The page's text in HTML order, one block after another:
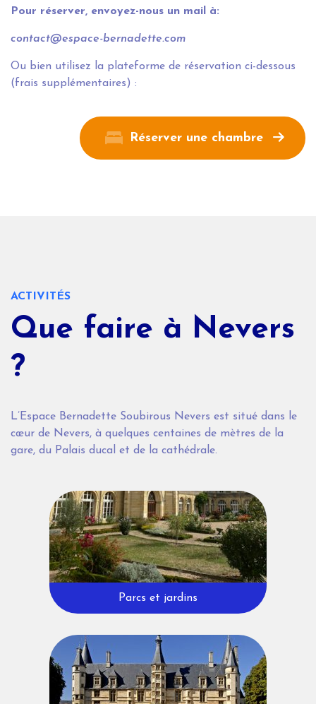
Pour réserver, envoyez-nous un mail à:
contact@espace-bernadette.com
Ou bien utilisez la plateforme de réservation ci-dessous
(frais supplémentaires) :
Réserver une chambre
ACTIVITÉS
Que faire à Nevers
?
L’Espace Bernadette Soubirous Nevers est situé dans le
cœur de Nevers, à quelques centaines de mètres de la
gare, du Palais ducal et de la cathédrale.
Parcs et jardins